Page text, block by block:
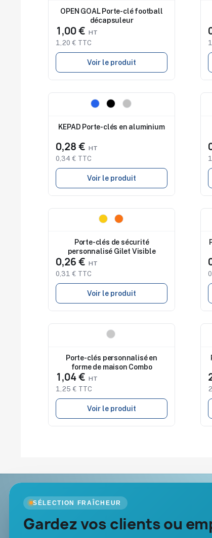
OPEN GOAL Porte-clé football
décapsuleur
1,00 €
1,20 € TTC
Voir le produit
KEPAD Porte-clés en aluminium
0,28 €
0,34 € TTC
Voir le produit
Porte-clés de sécurité
personnalisé Gilet Visible
0,26 €
0,31 € TTC
Voir le produit
Porte-clés personnalisé en
forme de maison Combo
1,04 €
1,25 € TTC
Voir le produit
SÉLECTION FRAÎCHEUR
Gardez vos clients ou
Goodies Pub France
Votre partenaire B2B pour les goodies et